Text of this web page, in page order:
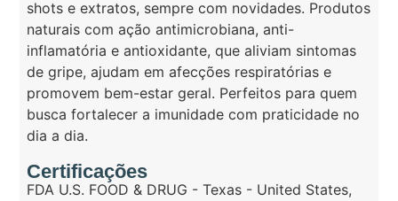
shots e extratos, sempre com novidades. Produtos
naturais com ação antimicrobiana, anti-
inflamatória e antioxidante, que aliviam sintomas
de gripe, ajudam em afecções respiratórias e
promovem bem-estar geral. Perfeitos para quem
busca fortalecer a imunidade com praticidade no
dia a dia.
Certificações
FDA U.S. FOOD & DRUG - Texas - United States,